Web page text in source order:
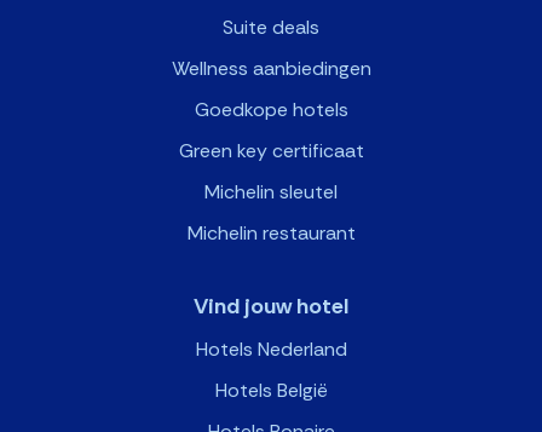
Suite deals
Wellness aanbiedingen
Goedkope hotels
Green key certificaat
Michelin sleutel
Michelin restaurant
Vind jouw hotel
Hotels Nederland
Hotels België